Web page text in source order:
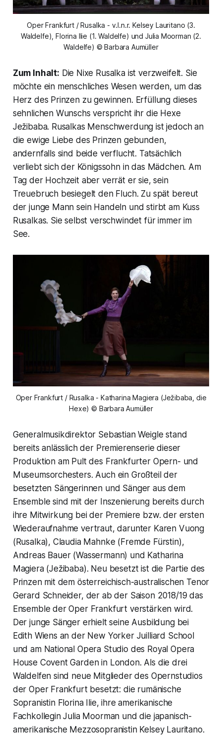
Oper Frankfurt / Rusalka - v.l.n.r. Kelsey Lauritano (3.
Waldelfe), Florina Ilie (1. Waldelfe) und Julia Moorman (2.
Waldelfe) © Barbara Aumüller
Zum Inhalt: Die Nixe Rusalka ist verzweifelt. Sie
möchte ein menschliches Wesen werden, um das
Herz des Prinzen zu gewinnen. Erfüllung dieses
sehnlichen Wunschs verspricht ihr die Hexe
Ježibaba. Rusalkas Menschwerdung ist jedoch an
die ewige Liebe des Prinzen gebunden,
andernfalls sind beide verflucht. Tatsächlich
verliebt sich der Königssohn in das Mädchen. Am
Tag der Hochzeit aber verrät er sie, sein
Treuebruch besiegelt den Fluch. Zu spät bereut
der junge Mann sein Handeln und stirbt am Kuss
Rusalkas. Sie selbst verschwindet für immer im
See.
Oper Frankfurt / Rusalka - Katharina Magiera (Ježibaba, die
Hexe) © Barbara Aumüller
Generalmusikdirektor Sebastian Weigle stand
bereits anlässlich der Premierenserie dieser
Produktion am Pult des Frankfurter Opern- und
Museumsorchesters. Auch ein Großteil der
besetzten Sängerinnen und Sänger aus dem
Ensemble sind mit der Inszenierung bereits durch
ihre Mitwirkung bei der Premiere bzw. der ersten
Wiederaufnahme vertraut, darunter Karen Vuong
(Rusalka), Claudia Mahnke (Fremde Fürstin),
Andreas Bauer (Wassermann) und Katharina
Magiera (Ježibaba). Neu besetzt ist die Partie des
Prinzen mit dem österreichisch-australischen Tenor
Gerard Schneider, der ab der Saison 2018/19 das
Ensemble der Oper Frankfurt verstärken wird.
Der junge Sänger erhielt seine Ausbildung bei
Edith Wiens an der New Yorker Juilliard School
und am National Opera Studio des Royal Opera
House Covent Garden in London. Als die drei
Waldelfen sind neue Mitglieder des Opernstudios
der Oper Frankfurt besetzt: die rumänische
Sopranistin Florina Ilie, ihre amerikanische
Fachkollegin Julia Moorman und die japanisch-
amerikanische Mezzosopranistin Kelsey Lauritano.